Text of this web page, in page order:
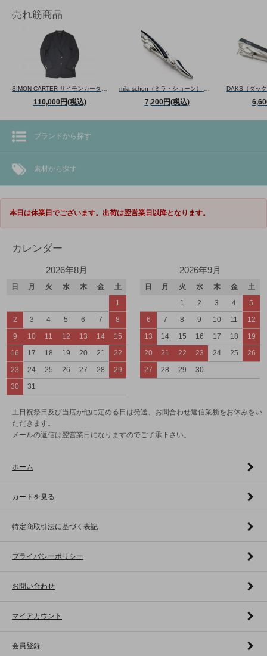
売れ筋商品
110,000円(税込) 7,200円(税込)
ブランドから探す
素材から探す
本日は休業日でございます。出荷は翌営業日以降となります。
カレンダー
2026年8月
日 月 火 水 木 金
土
1
2
3 4 5 6 7
8
9
10 11 12 13 14
15
16
17 18 19 20 21
22
23
24 25 26 27 28
29
30
31
2026年9月
日 月 火 水 木 金
土
1
2 3 4
5
6
7 8 9 10 11
12
13
14 15 16 17 18
19
20
21 22 23 24 25
26
27
28 29 30
土日祝祭日及び当店が他に定める日は発送、お問合わせ返信業務をお休みをい
ただきます。
メールの返信は翌営業日になりますのでご了承下さい。
ホーム
カートを見る
特定商取引法に基づく表記
プライバシーポリシー
お問い合わせ
マイアカウント
会員登録